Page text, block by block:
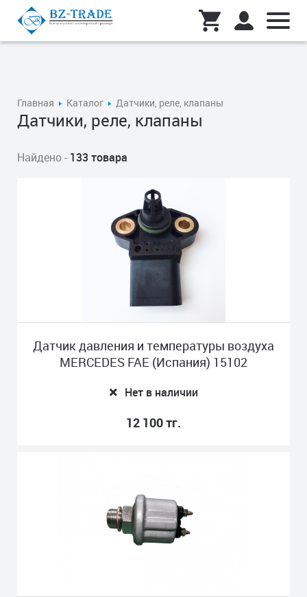
Главная Каталог Датчики, реле, клапаны
Датчики, реле, клапаны
Найдено - 133 товара
Датчик давления и температуры воздуха
MERCEDES FAE (Испания) 15102
Нет в наличии
12 100 тг.